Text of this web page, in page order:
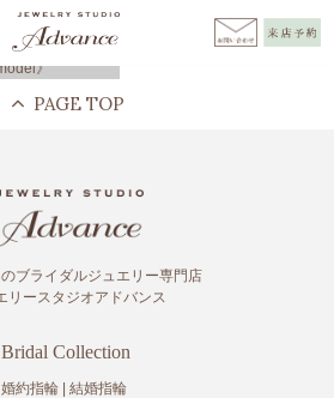
model》> エンゲージ着画
》
ブライダルジュエリー専門店
リースタジオアドバンス
Bridal Collection
婚約指輪
結婚指輪